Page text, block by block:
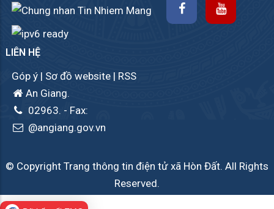
LIÊN HỆ
Góp ý | Sơ đồ website | RSS
An Giang.
02963. - Fax:
@angiang.gov.vn
© Copyright Trang thông tin điện tử xã Hòn Đất. All Rights
Reserved.